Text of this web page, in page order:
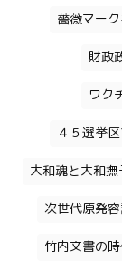
薔薇マー
財政
ワク
４５選挙
大和魂と大和撫
次世代原発
竹内文書の